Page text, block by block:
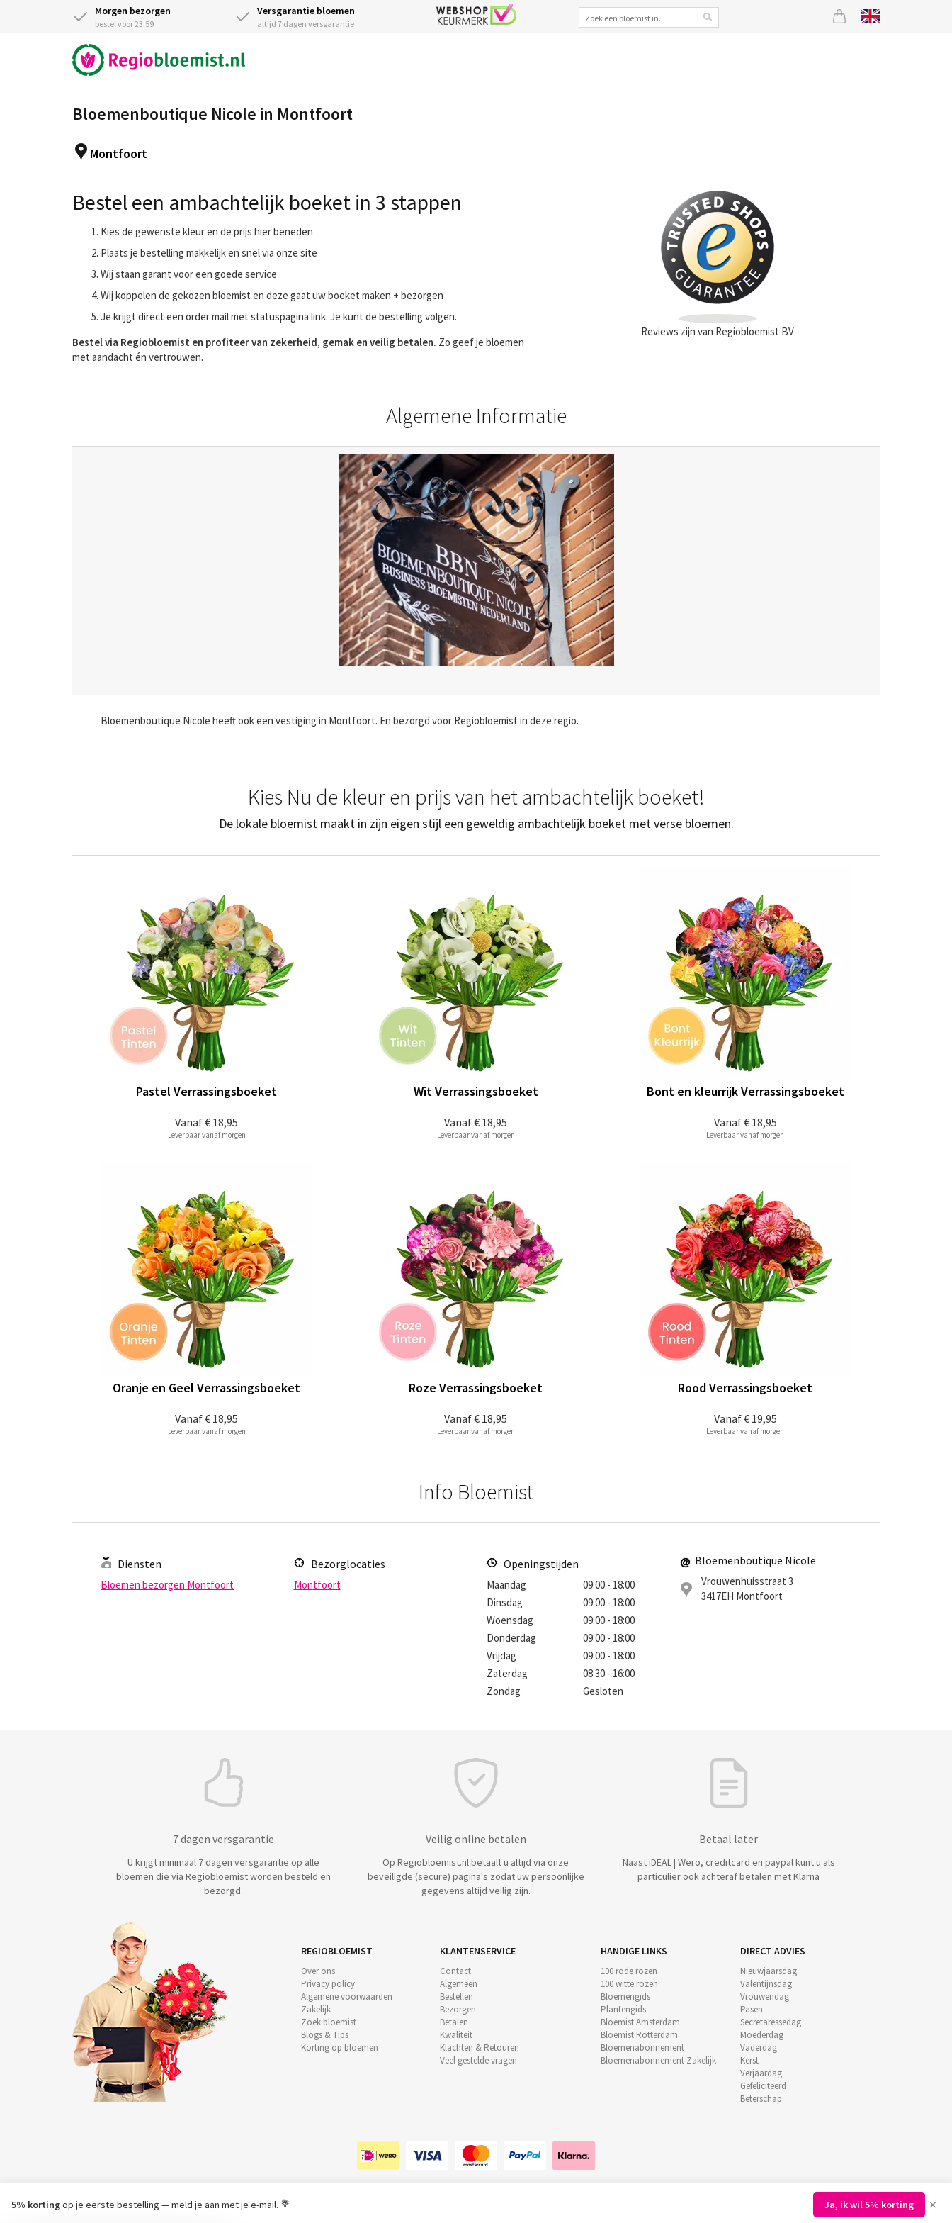
Morgen bezorgen
bestel voor 23:59
Versgarantie bloemen
altijd 7 dagen versgarantie
Bloemenboutique Nicole in Montfoort
Montfoort
Bestel een ambachtelijk boeket in 3 stappen
Kies de gewenste kleur en de prijs hier beneden
Plaats je bestelling makkelijk en snel via onze site
Wij staan garant voor een goede service
Wij koppelen de gekozen bloemist en deze gaat uw boeket maken + bezorgen
Je krijgt direct een order mail met statuspagina link. Je kunt de bestelling volgen.
Bestel via Regiobloemist en profiteer van zekerheid, gemak en veilig betalen. Zo geef je bloemen
met aandacht én vertrouwen.
Reviews zijn van Regiobloemist BV
Algemene Informatie
Bloemenboutique Nicole heeft ook een vestiging in Montfoort. En bezorgd voor Regiobloemist in deze regio.
Kies Nu de kleur en prijs van het ambachtelijk boeket!
De lokale bloemist maakt in zijn eigen stijl een geweldig ambachtelijk boeket met verse bloemen.
Vanaf€ 18,95
Pastel Verrassingsboeket
Leverbaar vanaf morgen
Vanaf€ 18,95
Wit Verrassingsboeket
Leverbaar vanaf morgen
Vanaf€ 18,95
Bont en kleurrijk Verrassingsboeket
Leverbaar vanaf morgen
Vanaf€ 18,95
Oranje en Geel Verrassingsboeket
Leverbaar vanaf morgen
Vanaf€ 18,95
Roze Verrassingsboeket
Leverbaar vanaf morgen
Vanaf€ 19,95
Rood Verrassingsboeket
Leverbaar vanaf morgen
Info Bloemist
Diensten
Bloemen bezorgen Montfoort
Bezorglocaties
Montfoort
Openingstijden
Maandag
09:00 - 18:00
Dinsdag
09:00 - 18:00
Woensdag
09:00 - 18:00
Donderdag
09:00 - 18:00
Vrijdag
09:00 - 18:00
Zaterdag
08:30 - 16:00
Zondag
Gesloten
Bloemenboutique Nicole
Vrouwenhuisstraat 3
3417EH Montfoort
7 dagen versgarantie
U krijgt minimaal 7 dagen versgarantie op alle
bloemen die via Regiobloemist worden besteld en
bezorgd.
Veilig online betalen
Op Regiobloemist.nl betaalt u altijd via onze
beveiligde (secure) pagina's zodat uw persoonlijke
gegevens altijd veilig zijn.
Betaal later
Naast iDEAL | Wero, creditcard en paypal kunt u als
particulier ook achteraf betalen met Klarna
REGIOBLOEMIST
Over ons
Privacy policy
Algemene voorwaarden
Zakelijk
Zoek bloemist
Blogs & Tips
Korting op bloemen
KLANTENSERVICE
Contact
Algemeen
Bestellen
Bezorgen
Betalen
Kwaliteit
Klachten & Retouren
Veel gestelde vragen
HANDIGE LINKS
100 rode rozen
100 witte rozen
Bloemengids
Plantengids
Bloemist Amsterdam
Bloemist Rotterdam
Bloemenabonnement
Bloemenabonnement Zakelijk
DIRECT ADVIES
Nieuwjaarsdag
Valentijnsdag
Vrouwendag
Pasen
Secretaressedag
Moederdag
Vaderdag
Kerst
Verjaardag
Gefeliciteerd
Beterschap
Regiobloemist.nl
5% kortingop je eerste bestelling — meld je aan met je e-mail. 💐 Ja, ik wil 5% korting ×